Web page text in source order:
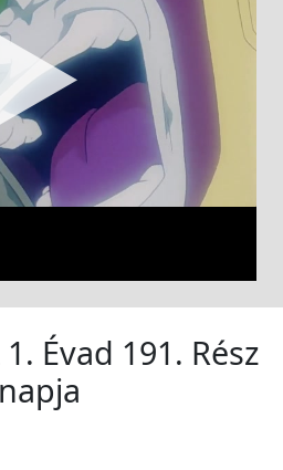
Évad 191. Rész